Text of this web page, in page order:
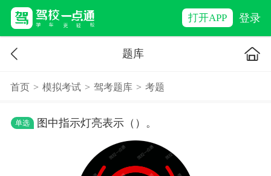
打开APP 登录
题库
首页 > 模拟考试 > 驾考题库 > 考题
单选 图中指示灯亮表示（）。